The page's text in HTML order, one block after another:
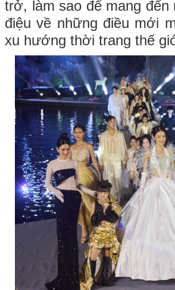
trở, làm sao để mang
điệu về những điều mới
xu hướng thời trang thế